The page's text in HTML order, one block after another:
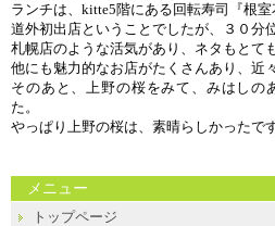
ランチは、kitte5階にある回転寿司『根室
道外初出店ということでしたが、３０分
札幌店のような活気があり、ネタもとて
他にも魅力的なお店がたくさんあり、近
そのあと、上野の桜をみて、みはしの
た。
やっぱり上野の桜は、素晴らしかったで
メニュー
トップページ